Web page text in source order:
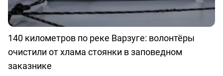
140 километров по реке Варзуге: волонтёры
очистили от хлама стоянки в заповедном
заказнике